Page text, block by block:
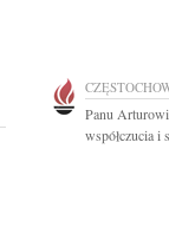
Panu
współczucia i